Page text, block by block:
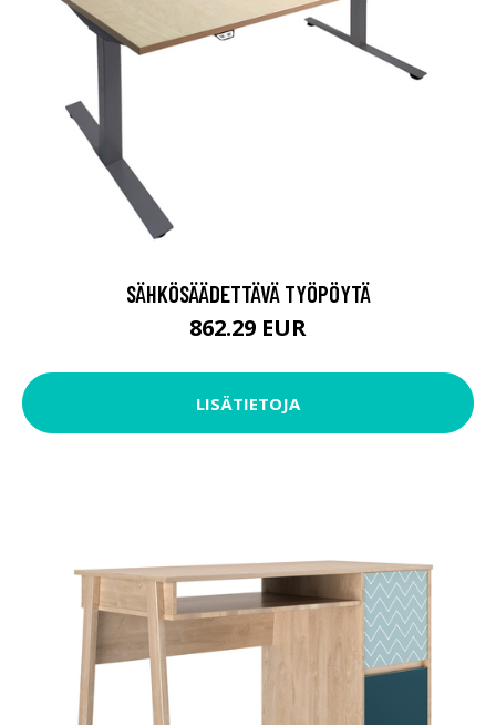
SÄHKÖSÄÄDETTÄVÄ TYÖPÖYTÄ
862.29 EUR
LISÄTIETOJA